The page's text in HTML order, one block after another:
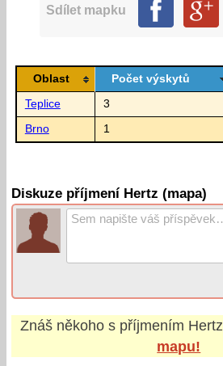
Sdílet mapku
Oblast Počet výskytů
Teplice 3
Brno 1
Diskuze příjmení Hertz (mapa)
Znáš někoho s příjmením Hertz
mapu!